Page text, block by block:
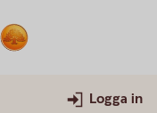
Logga in